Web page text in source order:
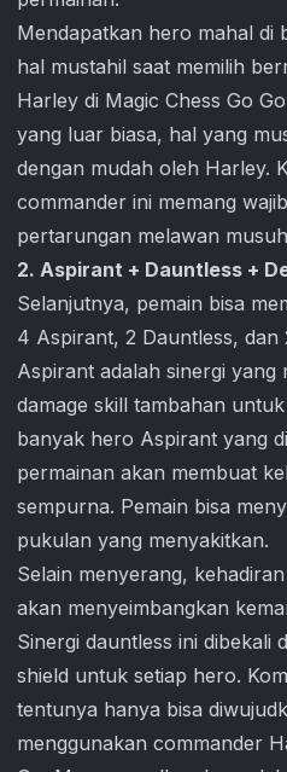
Mendapatkan hero mahal di
hal mustahil saat memilih
Harley di Magic Chess Go Go
yang luar biasa, hal yang
dengan mudah oleh Harley.
commander ini memang
pertarungan melawan
2. Aspirant + Dauntless +
Selanjutnya, pemain bisa
4 Aspirant, 2 Dauntless, dan
Aspirant adalah sinergi yang
damage skill tambahan
banyak hero Aspirant yang
permainan akan membuat
sempurna. Pemain bisa
pukulan yang menyakitkan.
Selain menyerang,
akan menyeimbangkan
Sinergi dauntless ini dibekali
shield untuk setiap hero.
tentunya hanya bisa
menggunakan commander